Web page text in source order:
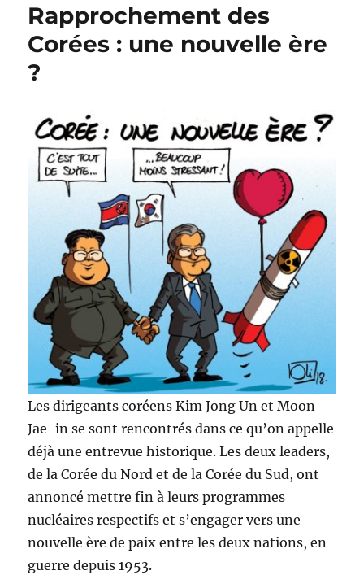
et
Trump
Rapprochement des
Corées : une nouvelle ère
?
Les dirigeants coréens Kim Jong Un et Moon
Jae-in se sont rencontrés dans ce qu’on appelle
déjà une entrevue historique. Les deux leaders,
de la Corée du Nord et de la Corée du Sud, ont
annoncé mettre fin à leurs programmes
nucléaires respectifs et s’engager vers une
nouvelle ère de paix entre les deux nations, en
guerre depuis 1953.